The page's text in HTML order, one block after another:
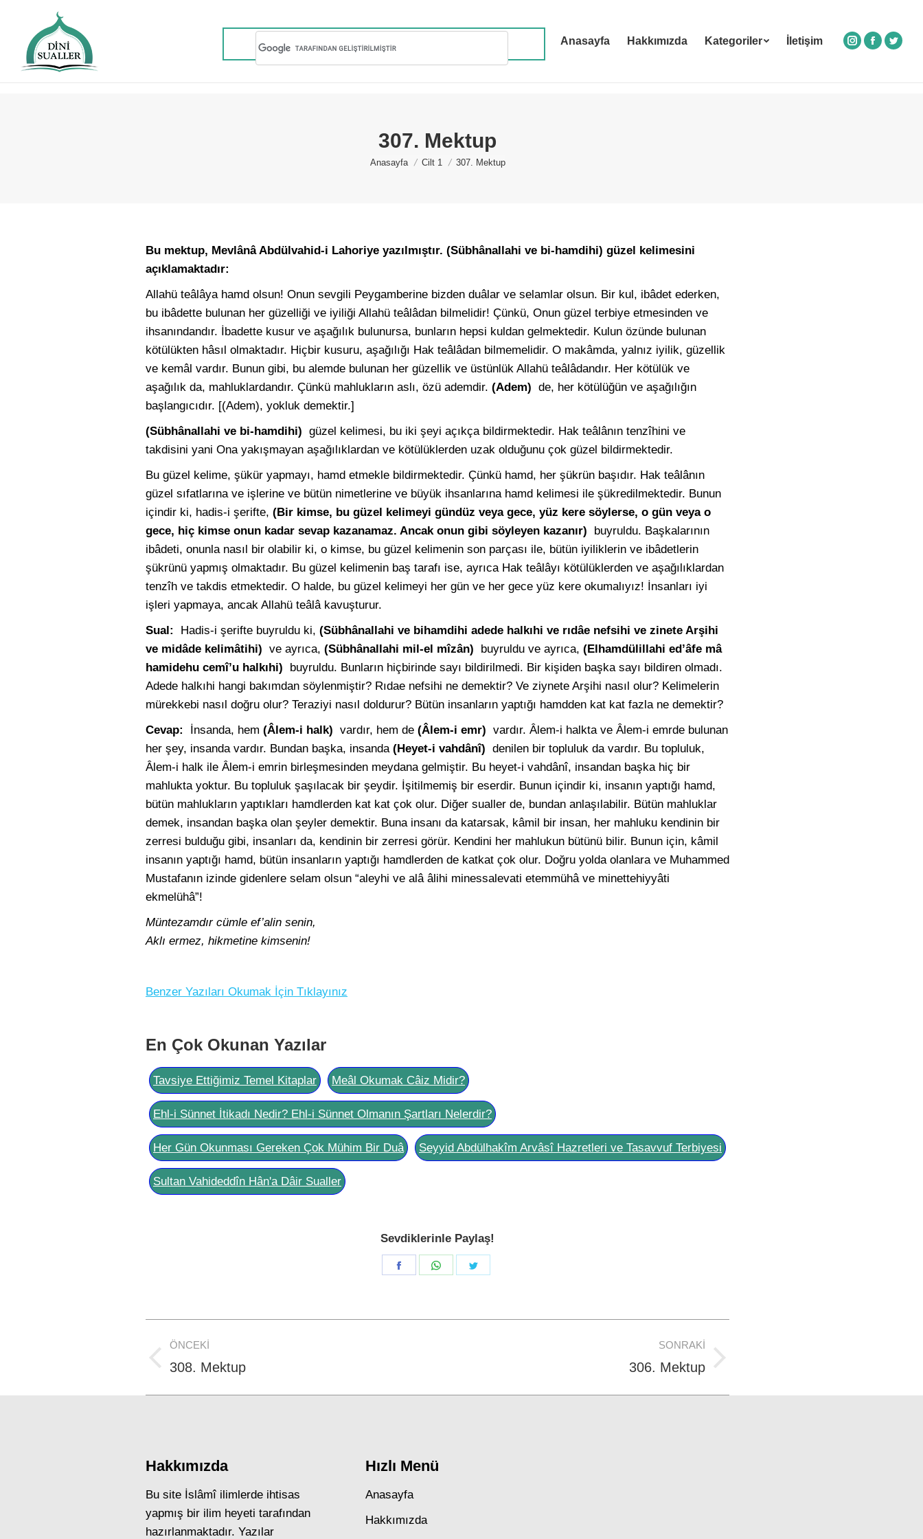
Anasayfa Hakkımızda Kategoriler İletişim
Instagram
Facebook
307. Mektup
You are here:
Anasayfa Cilt 1 307. Mektup
Bu mektup, Mevlânâ Abdülvahid-i Lahoriye yazılmıştır. (Sübhânallahi ve bi-hamdihi) güzel kelimesini
açıklamaktadır:
Allahü teâlâya hamd olsun! Onun sevgili Peygamberine bizden duâlar ve selamlar olsun. Bir kul, ibâdet ederken,
bu ibâdette bulunan her güzelliği ve iyiliği Allahü teâlâdan bilmelidir! Çünkü, Onun güzel terbiye etmesinden ve
ihsanındandır. İbadette kusur ve aşağılık bulunursa, bunların hepsi kuldan gelmektedir. Kulun özünde bulunan
kötülükten hâsıl olmaktadır. Hiçbir kusuru, aşağılığı Hak teâlâdan bilmemelidir. O makâmda, yalnız iyilik, güzellik
ve kemâl vardır. Bunun gibi, bu alemde bulunan her güzellik ve üstünlük Allahü teâlâdandır. Her kötülük ve
aşağılık da, mahluklardandır. Çünkü mahlukların aslı, özü ademdir. (Adem) de, her kötülüğün ve aşağılığın
başlangıcıdır. [(Adem), yokluk demektir.]
(Sübhânallahi ve bi-hamdihi) güzel kelimesi, bu iki şeyi açıkça bildirmektedir. Hak teâlânın tenzîhini ve
takdisini yani Ona yakışmayan aşağılıklardan ve kötülüklerden uzak olduğunu çok güzel bildirmektedir.
Bu güzel kelime, şükür yapmayı, hamd etmekle bildirmektedir. Çünkü hamd, her şükrün başıdır. Hak teâlânın
güzel sıfatlarına ve işlerine ve bütün nimetlerine ve büyük ihsanlarına hamd kelimesi ile şükredilmektedir. Bunun
içindir ki, hadis-i şerifte, (Bir kimse, bu güzel kelimeyi gündüz veya gece, yüz kere söylerse, o gün veya o
gece, hiç kimse onun kadar sevap kazanamaz. Ancak onun gibi söyleyen kazanır) buyruldu. Başkalarının
ibâdeti, onunla nasıl bir olabilir ki, o kimse, bu güzel kelimenin son parçası ile, bütün iyiliklerin ve ibâdetlerin
şükrünü yapmış olmaktadır. Bu güzel kelimenin baş tarafı ise, ayrıca Hak teâlâyı kötülüklerden ve aşağılıklardan
tenzîh ve takdis etmektedir. O halde, bu güzel kelimeyi her gün ve her gece yüz kere okumalıyız! İnsanları iyi
işleri yapmaya, ancak Allahü teâlâ kavuşturur.
Sual: Hadis-i şerifte buyruldu ki, (Sübhânallahi ve bihamdihi adede halkıhi ve rıdâe nefsihi ve zinete Arşihi
ve midâde kelimâtihi) ve ayrıca, (Sübhânallahi mil-el mîzân) buyruldu ve ayrıca, (Elhamdülillahi ed’âfe mâ
hamidehu cemî’u halkıhi) buyruldu. Bunların hiçbirinde sayı bildirilmedi. Bir kişiden başka sayı bildiren olmadı.
Adede halkıhi hangi bakımdan söylenmiştir? Rıdae nefsihi ne demektir? Ve ziynete Arşihi nasıl olur? Kelimelerin
mürekkebi nasıl doğru olur? Teraziyi nasıl doldurur? Bütün insanların yaptığı hamdden kat kat fazla ne demektir?
Cevap: İnsanda, hem (Âlem-i halk) vardır, hem de (Âlem-i emr) vardır. Âlem-i halkta ve Âlem-i emrde bulunan
her şey, insanda vardır. Bundan başka, insanda (Heyet-i vahdânî) denilen bir topluluk da vardır. Bu topluluk,
Âlem-i halk ile Âlem-i emrin birleşmesinden meydana gelmiştir. Bu heyet-i vahdânî, insandan başka hiç bir
mahlukta yoktur. Bu topluluk şaşılacak bir şeydir. İşitilmemiş bir eserdir. Bunun içindir ki, insanın yaptığı hamd,
bütün mahlukların yaptıkları hamdlerden kat kat çok olur. Diğer sualler de, bundan anlaşılabilir. Bütün mahluklar
demek, insandan başka olan şeyler demektir. Buna insanı da katarsak, kâmil bir insan, her mahluku kendinin bir
zerresi bulduğu gibi, insanları da, kendinin bir zerresi görür. Kendini her mahlukun bütünü bilir. Bunun için, kâmil
insanın yaptığı hamd, bütün insanların yaptığı hamdlerden de katkat çok olur. Doğru yolda olanlara ve Muhammed
Mustafanın izinde gidenlere selam olsun “aleyhi ve alâ âlihi minessalevati etemmühâ ve minettehiyyâti
ekmelühâ”!
Müntezamdır cümle ef’alin senin,
Aklı ermez, hikmetine kimsenin!
Benzer Yazıları Okumak İçin Tıklayınız
En Çok Okunan Yazılar
Tavsiye Ettiğimiz Temel Kitaplar Meâl Okumak Câiz Midir?
Ehl-i Sünnet İtikadı Nedir? Ehl-i Sünnet Olmanın Şartları Nelerdir?
Her Gün Okunması Gereken Çok Mühim Bir Duâ Seyyid Abdülhakîm Arvâsî Hazretleri ve Tasavvuf Terbiyesi
Sultan Vahideddîn Hân'a Dâir Sualler
Sevdiklerinle Paylaş!
Share
Share
Post
navigation
ÖNCEKI
Previous
308. Mektup
SONRAKI
306. Mektup
Hakkımızda
Bu site İslâmî ilimlerde ihtisas
yapmış bir ilim heyeti tarafından
hazırlanmaktadır. Yazılar
Hızlı Menü
Anasayfa
Hakkımızda